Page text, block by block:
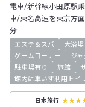
電車/新幹線小田原駅
車/東名高速を東京方
分
エステ＆スパ 大浴場
ゲームコーナー
ジ
駐車場有り
旅館
館内に車いす利用トイ
日本旅行